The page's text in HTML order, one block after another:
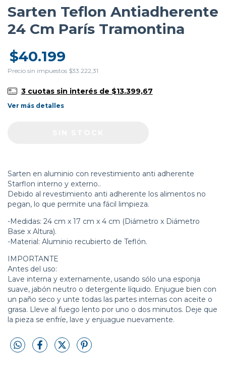
Sarten Teflon Antiadherente
24 Cm París Tramontina
$40.199
Precio sin impuestos $33.222,31
3 cuotas sin interés de $13.399,67
Ver más detalles
Sarten en aluminio con revestimiento anti adherente
Starflon interno y externo..
Debido al revestimiento anti adherente los alimentos no
pegan, lo que permite una fácil limpieza.
-Medidas: 24 cm x 17 cm x 4 cm (Diámetro x Diámetro
Base x Altura).
-Material: Aluminio recubierto de Teflón.
IMPORTANTE
Antes del uso:
Lave interna y externamente, usando sólo una esponja
suave, jabón neutro o detergente líquido. Enjugue bien con
un paño seco y unte todas las partes internas con aceite o
grasa. Lleve al fuego lento por uno o dos minutos. Deje que
la pieza se enfríe, lave y enjuague nuevamente.